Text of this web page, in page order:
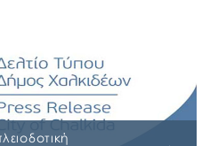
2026_signed
ΕΠΕΞΕΡΓΑΣΙΜΗ
Β ΕΕΕΣ PDF_signed